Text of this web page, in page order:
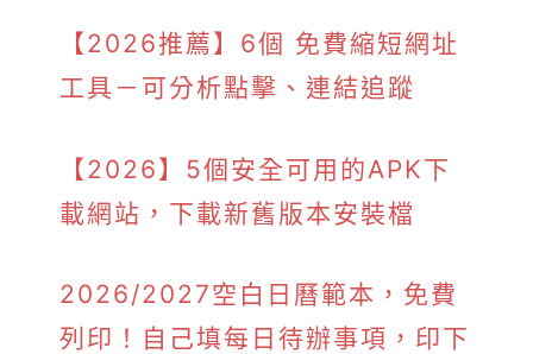
【2026推薦】6個 免費縮短網址
工具－可分析點擊、連結追蹤
【2026】5個安全可用的APK下
載網站，下載新舊版本安裝檔
2026/2027空白日曆範本，免費
列印！自己填每日待辦事項，印下